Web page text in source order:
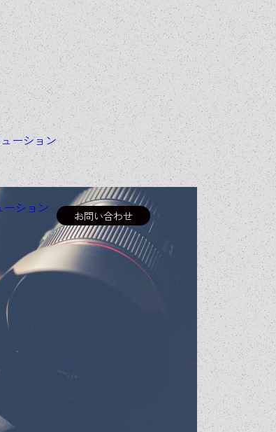
ーション
ーション
お問い合わせ